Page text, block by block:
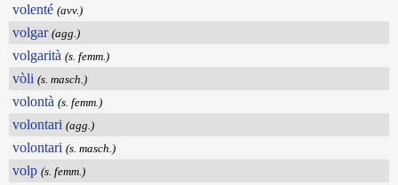
volenté (avv.)
volgar (agg.)
volgarità (s. femm.)
vòli (s. masch.)
volontà (s. femm.)
volontari (agg.)
volontari (s. masch.)
volp (s. femm.)